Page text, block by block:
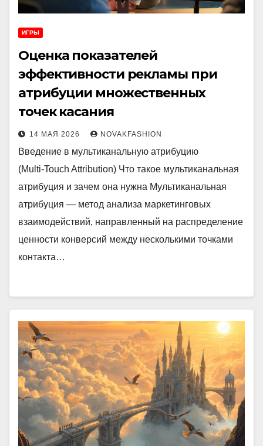
ИГРЫ
Оценка показателей
эффективности рекламы при
атрибуции множественных
точек касания
14 МАЯ 2026 NOVAKFASHION
Введение в мультиканальную атрибуцию
(Multi‑Touch Attribution) Что такое мультиканальная
атрибуция и зачем она нужна Мультиканальная
атрибуция — метод анализа маркетинговых
взаимодействий, направленный на распределение
ценности конверсий между несколькими точками
контакта…